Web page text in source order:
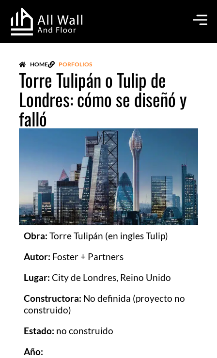
contenido
HOME PORFOLIOS
Torre Tulipán o Tulip de
Londres: cómo se diseñó y
falló
Obra: Torre Tulipán (en ingles Tulip)
Autor: Foster + Partners
Lugar: City de Londres, Reino Unido
Constructora: No definida (proyecto no
construido)
Estado: no construido
Año: